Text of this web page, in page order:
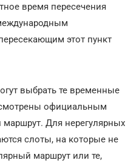
время пересечения
этот пункт
выбрать те временные
официальным
Для нерегулярных
слоты, на которые не
маршрут или те,